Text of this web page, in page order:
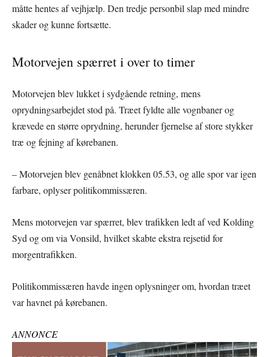
måtte hentes af vejhjælp. Den tredje personbil slap med mindre
skader og kunne fortsætte.
Motorvejen spærret i over to timer
Motorvejen blev lukket i sydgående retning, mens
oprydningsarbejdet stod på. Træet fyldte alle vognbaner og
krævede en større oprydning, herunder fjernelse af store stykker
træ og fejning af kørebanen.
– Motorvejen blev genåbnet klokken 05.53, og alle spor var igen
farbare, oplyser politikommissæren.
Mens motorvejen var spærret, blev trafikken ledt af ved Kolding
Syd og om via Vonsild, hvilket skabte ekstra rejsetid for
morgentrafikken.
Politikommissæren havde ingen oplysninger om, hvordan træet
var havnet på kørebanen.
ANNONCE